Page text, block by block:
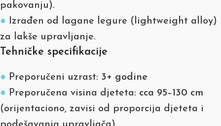
pakovanju).
● Izrađen od lagane legure (lightweight alloy)
za lakše upravljanje.
Tehničke specifikacije
● Preporučeni uzrast: 3+ godine
● Preporučena visina djeteta: cca 95–130 cm
(orijentaciono, zavisi od proporcija djeteta i